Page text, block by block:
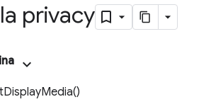
privacy